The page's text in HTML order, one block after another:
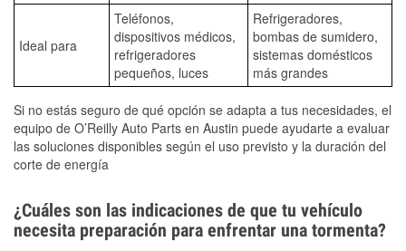
Ideal para
Teléfonos,
dispositivos médicos,
refrigeradores
pequeños, luces
Refrigeradores,
bombas de sumidero,
sistemas domésticos
más grandes
Si no estás seguro de qué opción se adapta a tus necesidades, el
equipo de O’Reilly Auto Parts en Austin puede ayudarte a evaluar
las soluciones disponibles según el uso previsto y la duración del
corte de energía
¿Cuáles son las indicaciones de que tu vehículo
necesita preparación para enfrentar una tormenta?